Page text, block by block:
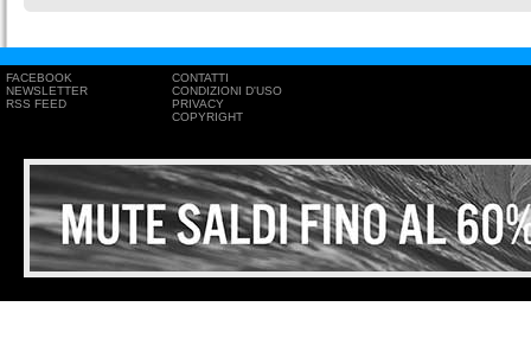
FACEBOOK
NEWSLETTER
RSS FEED
CONTATTI
CONDIZIONI D'USO
PRIVACY
COPYRIGHT